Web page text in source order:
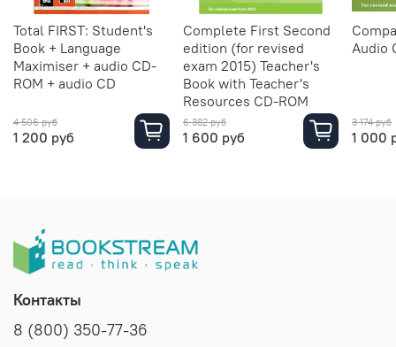
Total FIRST: Student's
Book + Language
Maximiser + audio CD-
ROM + audio CD
4 506 руб
1 200 руб
Complete First Second
edition (for revised
exam 2015) Teacher's
Book with Teacher's
Resources CD-ROM
6 382 руб
1 600 руб
Audio
3 174 руб
1 000
Контакты
8 (800) 350-77-36